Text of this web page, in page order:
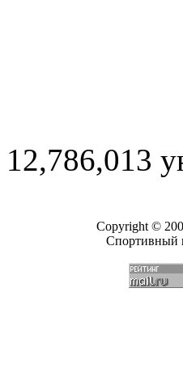
12,786,013
Copyright ©
Спортивный